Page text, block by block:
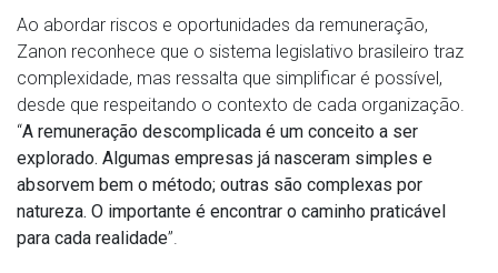
Ao abordar riscos e oportunidades da remuneração,
Zanon reconhece que o sistema legislativo brasileiro traz
complexidade, mas ressalta que simplificar é possível,
desde que respeitando o contexto de cada organização.
“A remuneração descomplicada é um conceito a ser
explorado. Algumas empresas já nasceram simples e
absorvem bem o método; outras são complexas por
natureza. O importante é encontrar o caminho praticável
para cada realidade”.